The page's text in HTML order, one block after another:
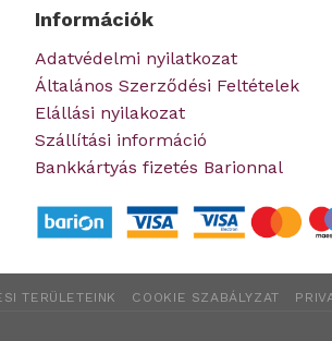
Információk
Adatvédelmi nyilatkozat
Általános Szerződési Feltételek
Elállási nyilakozat
Szállítási információ
Bankkártyás fizetés Barionnal
TERÜLETEINK COOKIE SZABÁLYZAT